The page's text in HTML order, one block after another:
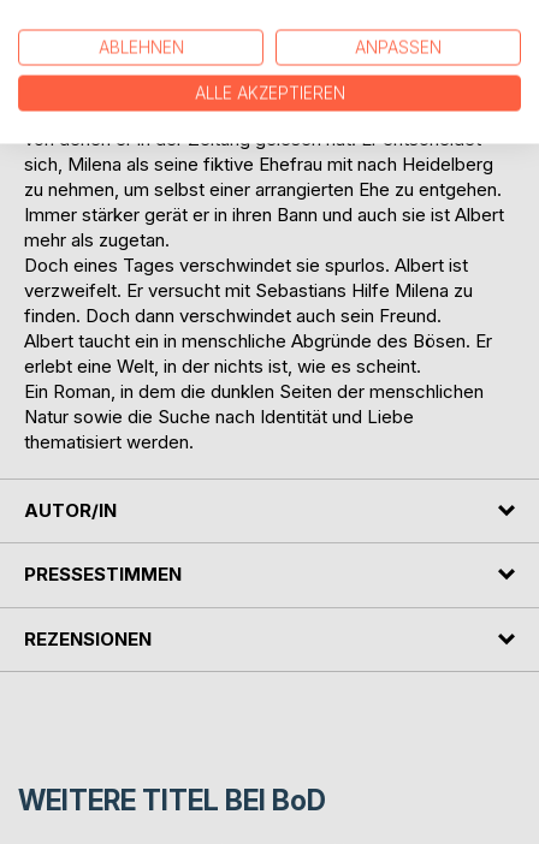
menschlichen Natur ihr Unwesen treiben, kreuzen sich die
Wege von Albert und Milena. Ihre Träume von
Vergewaltigung und ihr gequälter Körper lassen Albert
vermuten, dass sie den Mädchenhändlern entkommen ist,
von denen er in der Zeitung gelesen hat. Er entscheidet
sich, Milena als seine fiktive Ehefrau mit nach Heidelberg
zu nehmen, um selbst einer arrangierten Ehe zu entgehen.
Immer stärker gerät er in ihren Bann und auch sie ist Albert
mehr als zugetan.
Doch eines Tages verschwindet sie spurlos. Albert ist
verzweifelt. Er versucht mit Sebastians Hilfe Milena zu
finden. Doch dann verschwindet auch sein Freund.
Albert taucht ein in menschliche Abgründe des Bösen. Er
erlebt eine Welt, in der nichts ist, wie es scheint.
Ein Roman, in dem die dunklen Seiten der menschlichen
Natur sowie die Suche nach Identität und Liebe
thematisiert werden.
AUTOR/IN
PRESSESTIMMEN
REZENSIONEN
WEITERE TITEL BEI BoD
ABLEHNEN ANPASSEN
ALLE AKZEPTIEREN